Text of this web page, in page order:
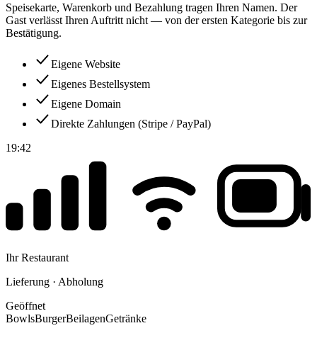
Speisekarte, Warenkorb und Bezahlung tragen Ihren Namen. Der
Gast verlässt Ihren Auftritt nicht — von der ersten Kategorie bis zur
Bestätigung.
Eigene Website
Eigenes Bestellsystem
Eigene Domain
Direkte Zahlungen (Stripe / PayPal)
19:42
Ihr Restaurant
Lieferung · Abholung
Geöffnet
BowlsBurgerBeilagenGetränke